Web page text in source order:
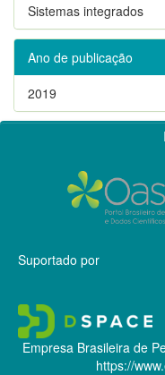
Sistemas integrados
Ano de publicação
2019
Suportado por
Empresa Brasileira de
https://